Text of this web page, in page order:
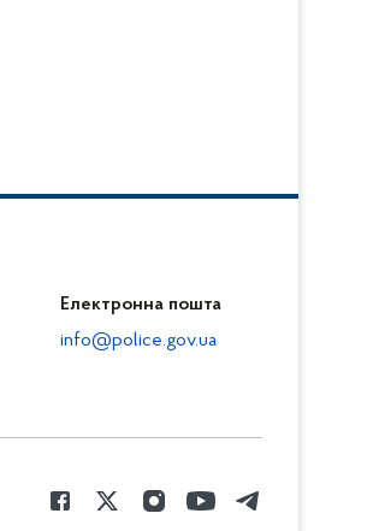
Електронна пошта
info@police.gov.ua